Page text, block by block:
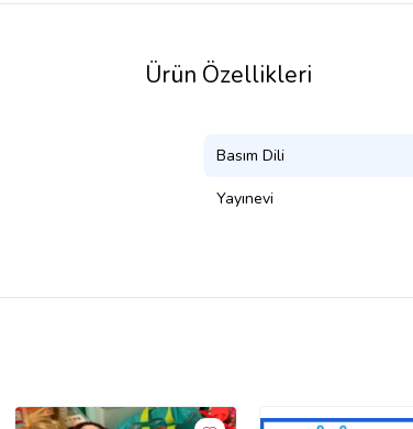
Ürün Özellikleri
Basım Dili
Yayınevi